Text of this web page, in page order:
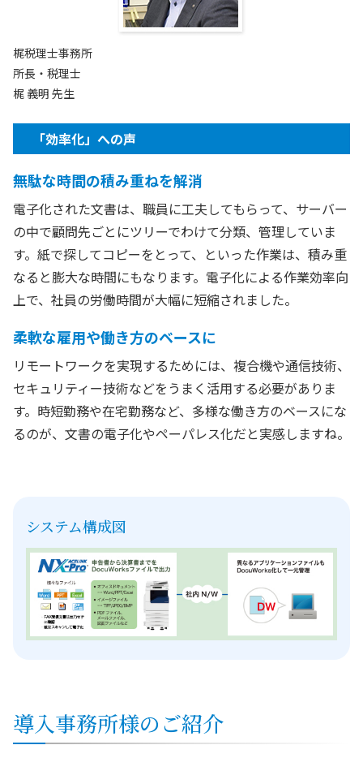
梶税理士事務所
所長・税理士
梶 義明 先生
「効率化」への声
無駄な時間の積み重ねを解消
電子化された文書は、職員に工夫してもらって、サーバー
の中で顧問先ごとにツリーでわけて分類、管理していま
す。紙で探してコピーをとって、といった作業は、積み重
なると膨大な時間にもなります。電子化による作業効率向
上で、社員の労働時間が大幅に短縮されました。
柔軟な雇用や働き方のベースに
リモートワークを実現するためには、複合機や通信技術、
セキュリティー技術などをうまく活用する必要がありま
す。時短勤務や在宅勤務など、多様な働き方のベースにな
るのが、文書の電子化やペーパレス化だと実感しますね。
システム構成図
導入事務所様のご紹介